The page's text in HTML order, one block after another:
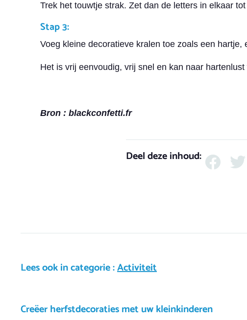
Trek het touwtje strak. Zet dan de letters in elkaar
Stap 3:
Voeg kleine decoratieve kralen toe zoals een
Het is vrij eenvoudig, vrij snel en kan naar
Bron : blackconfetti.fr
Deel deze inhoud:
Lees ook in categorie :Activiteit
Creëer herfstdecoraties met uw kleinkinderen